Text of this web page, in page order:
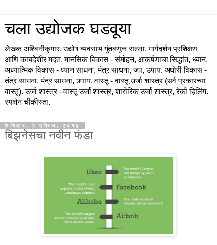
चला उद्योजक घडवूया
लेखक अश्विनीकुमार. उद्योग व्यवसाय गुंतवणूक सल्ला, मार्गदर्शन प्रशिक्षण
आणि कायदेशीर मदत. मानसिक विकास - संमोहन, आकर्षणाचा सिद्धांत, ध्यान.
अध्यात्मिक विकास - ध्यान साधना, मंत्र साधना, जप, उपाय. अघोरी विकास -
तंत्र साधना, मंत्र साधना, उपाय. वास्तू - वास्तू उर्जा शास्त्र (सर्व प्रकारच्या
वास्तू). उर्जा शास्त्र - वास्तू उर्जा शास्त्र, शारीरिक उर्जा शास्त्र, रेकी हिलिंग.
स्पर्शन चीकीस्ता.
शनिवार, २ एप्रिल, २०१६
बिझनेसचा नवीन फंडा